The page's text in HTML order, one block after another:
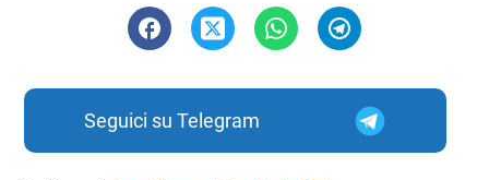
Seguici su Telegram